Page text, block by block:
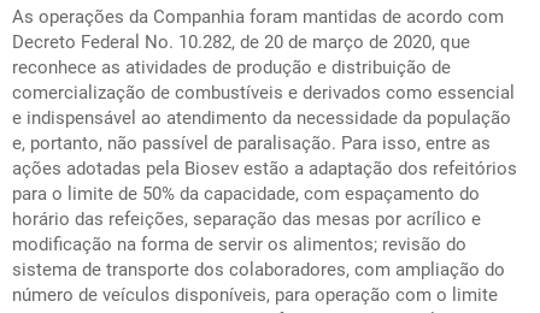
As operações da Companhia foram mantidas de acordo com
Decreto Federal No. 10.282, de 20 de março de 2020, que
reconhece as atividades de produção e distribuição de
comercialização de combustíveis e derivados como essencial
e indispensável ao atendimento da necessidade da população
e, portanto, não passível de paralisação. Para isso, entre as
ações adotadas pela Biosev estão a adaptação dos refeitórios
para o limite de 50% da capacidade, com espaçamento do
horário das refeições, separação das mesas por acrílico e
modificação na forma de servir os alimentos; revisão do
sistema de transporte dos colaboradores, com ampliação do
número de veículos disponíveis, para operação com o limite